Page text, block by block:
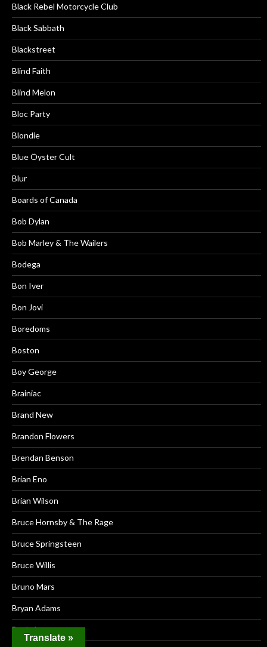
Black Rebel Motorcycle Club
Black Sabbath
Blackstreet
Blind Faith
Blind Melon
Bloc Party
Blondie
Blue Öyster Cult
Blur
Boards of Canada
Bob Dylan
Bob Marley & The Wailers
Bodega
Bon Iver
Bon Jovi
Boredoms
Boston
Boy George
Brainiac
Brand New
Brandon Flowers
Brendan Benson
Brian Eno
Brian Wilson
Bruce Hornsby & The Rage
Bruce Springsteen
Bruce Willis
Bruno Mars
Bryan Adams
Buckcherry
Translate »